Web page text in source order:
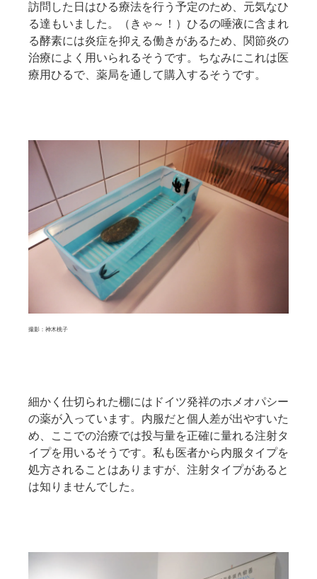
訪問した日はひる療法を行う予定のため、元気なひ
る達もいました。（きゃ～！）ひるの唾液に含まれ
る酵素には炎症を抑える働きがあるため、関節炎の
治療によく用いられるそうです。ちなみにこれは医
療用ひるで、薬局を通して購入するそうです。
撮影：神木桃子
細かく仕切られた棚にはドイツ発祥のホメオパシー
の薬が入っています。内服だと個人差が出やすいた
め、ここでの治療では投与量を正確に量れる注射タ
イプを用いるそうです。私も医者から内服タイプを
処方されることはありますが、注射タイプがあると
は知りませんでした。